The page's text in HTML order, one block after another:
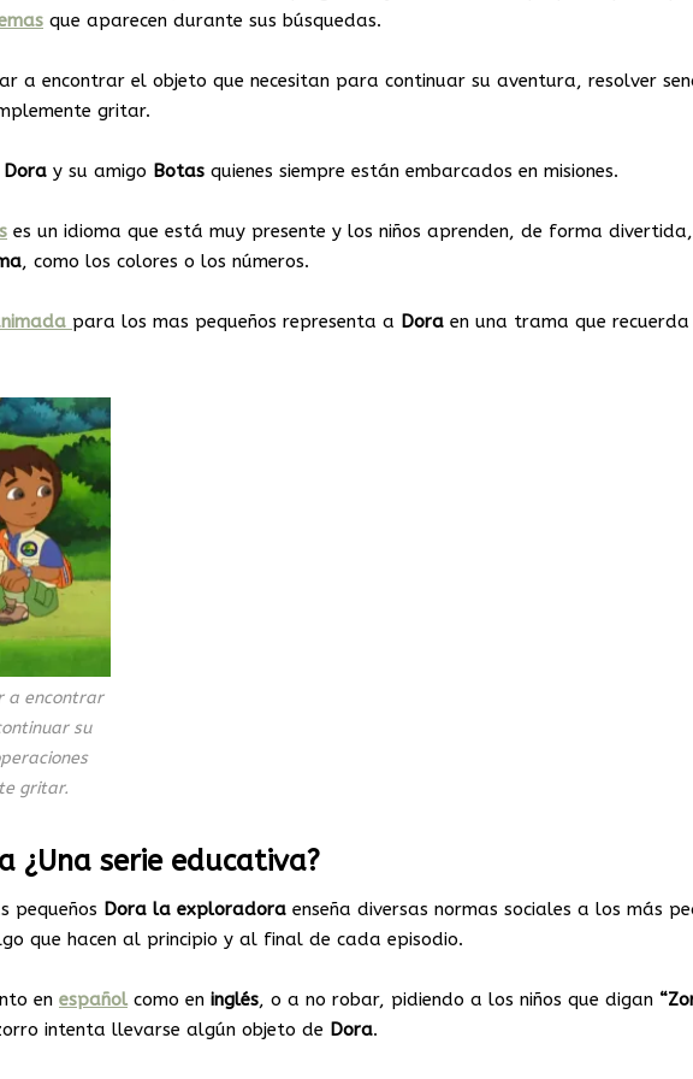
que aparecen durante sus búsquedas.
a encontrar el objeto que necesitan para continuar su aventura, resolver
gritar.
Dora y su amigo Botas quienes siempre están embarcados en misiones.
es un idioma que está muy presente y los niños aprenden, de forma divertida,
, como los colores o los números.
para los mas pequeños representa a Dora en una trama que
a encontrar
su
gritar.
¿Una serie educativa?
pequeños Dora la exploradora enseña diversas normas sociales a los más
que hacen al principio y al final de cada episodio.
en español como en inglés, o a no robar, pidiendo a los niños que digan
intenta llevarse algún objeto de Dora.